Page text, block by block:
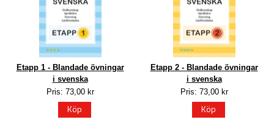
Etapp 1 - Blandade övningar
i svenska
Pris: 73,00 kr
Köp
Etapp 2 - Blandade övningar
i svenska
Pris: 73,00 kr
Köp